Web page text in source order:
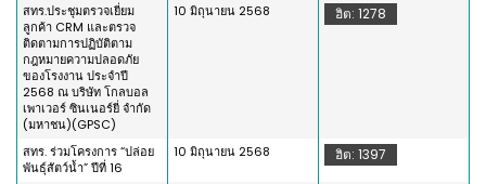
สทร.ประชุมตรวจเยี่ยม
ลูกค้า CRM และตรวจ
ติดตามการปฏิบัติตาม
กฎหมายความปลอดภัย
ของโรงงาน ประจำปี
2568 ณ บริษัท โกลบอล
เพาเวอร์ ซินเนอร์ยี่ จำกัด
(มหาชน)(GPSC)
10 มิถุนายน 2568 ฮิต: 1278
สทร. ร่วมโครงการ “ปล่อย
พันธุ์สัตว์น้ำ” ปีที่ 16
10 มิถุนายน 2568 ฮิต: 1397